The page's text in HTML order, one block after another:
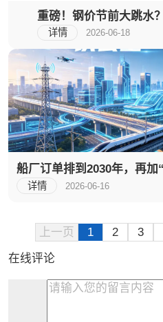
重磅！钢价节前大跳水
详情 2026-06-18
船厂订单排到2030年，再加
钢价这波有戏！
详情 2026-06-16
上一页 1 2 3
在线评论